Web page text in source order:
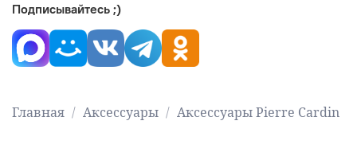
Главная Аксессуары Аксессуары Pierre Cardin
Подписывайтесь ;)